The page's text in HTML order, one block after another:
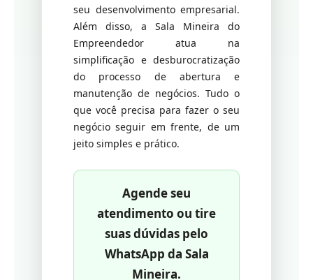
seu desenvolvimento empresarial.
Além disso, a Sala Mineira do
Empreendedor atua na
simplificação e desburocratização
do processo de abertura e
manutenção de negócios. Tudo o
que você precisa para fazer o seu
negócio seguir em frente, de um
jeito simples e prático.
Agende seu
atendimento ou tire
suas dúvidas pelo
WhatsApp da Sala
Mineira.